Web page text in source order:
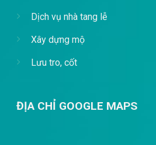
Dịch vụ nhà tang lễ
Xây dựng mộ
Lưu tro, cốt
ĐỊA CHỈ GOOGLE MAPS